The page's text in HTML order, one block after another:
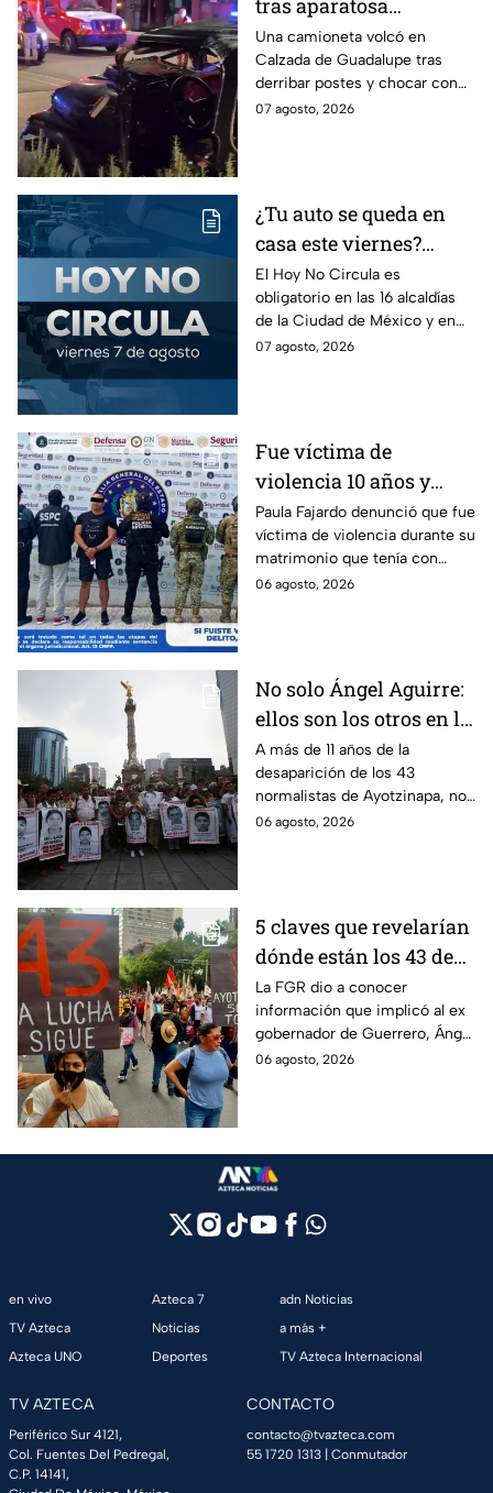
tras aparatosa
volcadura en Tepeyac
Insurgentes y operativo
en la Juárez, mientras
dormía
Una camioneta volcó en
Calzada de Guadalupe tras
derribar postes y chocar con
un árbol, dejando a tres
07 agosto, 2026
¿Tu auto se queda en
casa este viernes?
Revisa el Hoy No
Circula de este 7 de
agosto
El Hoy No Circula es
obligatorio en las 16 alcaldías
de la Ciudad de México y en
los municipios conurbados del
07 agosto, 2026
Fue víctima de
violencia 10 años y
hasta ahora detienen al
presunto agresor: el
caso de Paula Fajardo
Paula Fajardo denunció que fue
víctima de violencia durante su
matrimonio que tenía con
Jorge Francisco “N”, quien fue
06 agosto, 2026
No solo Ángel Aguirre:
ellos son los otros en la
lupa por el caso
Ayotzinapa
A más de 11 años de la
desaparición de los 43
normalistas de Ayotzinapa, no
se ha conocido el paradero de
06 agosto, 2026
5 claves que revelarían
dónde están los 43 de
Ayotzinapa tras
captura de Ángel
Aguirre, ex gobernador
de Guerrero
La FGR dio a conocer
información que implicó al ex
gobernador de Guerrero, Ángel
Aguirre, quien fue detenido
06 agosto, 2026
en vivo
TV Azteca
Azteca UNO
Azteca 7
Noticias
Deportes
adn Noticias
a más +
TV Azteca Internacional
TV AZTECA
Periférico Sur 4121,
Col. Fuentes Del Pedregal,
C.P. 14141,
CONTACTO
contacto@tvazteca.com
55 1720 1313 | Conmutador